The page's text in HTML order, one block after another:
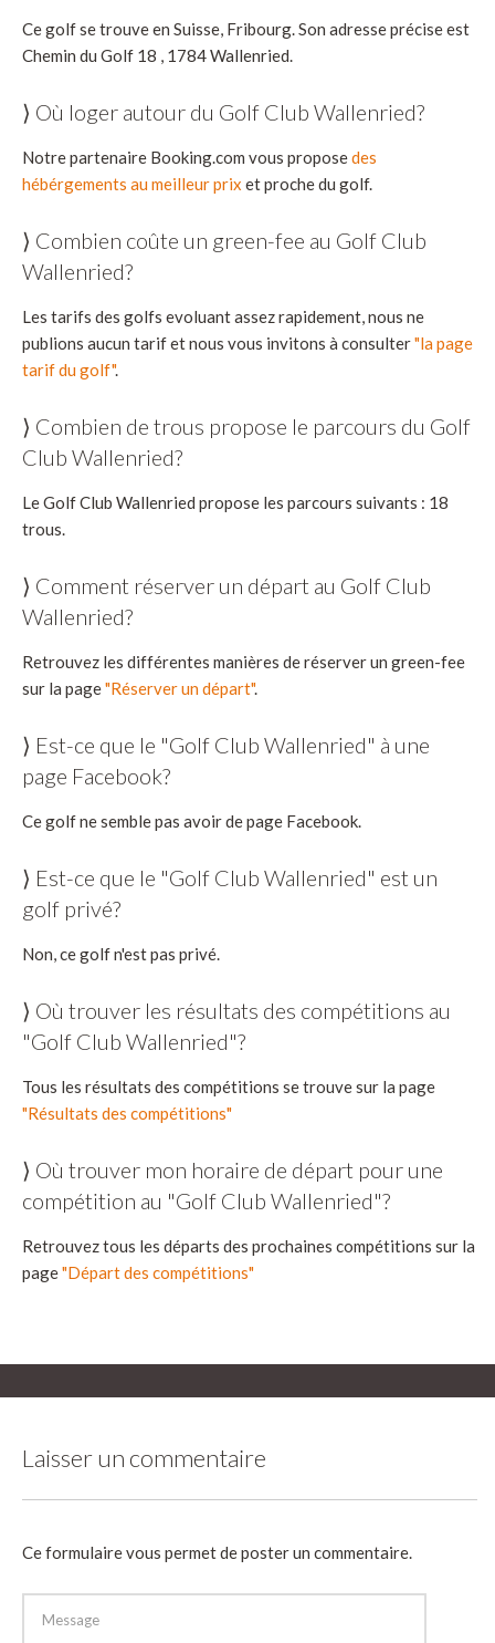
Ce golf se trouve en Suisse, Fribourg. Son adresse précise est
Chemin du Golf 18 , 1784 Wallenried.
⟩ Où loger autour du Golf Club Wallenried?
Notre partenaire Booking.com vous proposedes
hébérgements au meilleur prix et proche du golf.
⟩ Combien coûte un green-fee au Golf Club
Wallenried?
Les tarifs des golfs evoluant assez rapidement, nous ne
publions aucun tarif et nous vous invitons à consulter"la page
tarif du golf".
⟩ Combien de trous propose le parcours du Golf
Club Wallenried?
Le Golf Club Wallenried propose les parcours suivants : 18
trous.
⟩ Comment réserver un départ au Golf Club
Wallenried?
Retrouvez les différentes manières de réserver un green-fee
sur la page"Réserver un départ".
⟩ Est-ce que le "Golf Club Wallenried" à une
page Facebook?
Ce golf ne semble pas avoir de page Facebook.
⟩ Est-ce que le "Golf Club Wallenried" est un
golf privé?
Non, ce golf n'est pas privé.
⟩ Où trouver les résultats des compétitions au
"Golf Club Wallenried"?
Tous les résultats des compétitions se trouve sur la page
"Résultats des compétitions"
⟩ Où trouver mon horaire de départ pour une
compétition au "Golf Club Wallenried"?
Retrouvez tous les départs des prochaines compétitions sur la
page"Départ des compétitions"
Laisser un commentaire
Ce formulaire vous permet de poster un commentaire.